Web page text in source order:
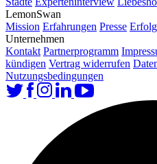
LemonSwan
Mission Erfahrungen Presse
Unternehmen
Kontakt Partnerprogramm
kündigen Vertrag widerrufen
Nutzungsbedingungen